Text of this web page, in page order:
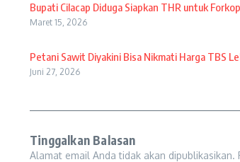
Bupati Cilacap Diduga Siapkan THR untuk
Maret 15, 2026
Petani Sawit Diyakini Bisa Nikmati Harga TBS
Juni 27, 2026
Tinggalkan Balasan
Alamat email Anda tidak akan dipublikasikan.